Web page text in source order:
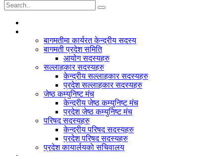
बागमतीमा कार्यरत केन्द्रीय सदस्य
बागमती प्रदेश समिति
आयोग सदस्यहरु
सल्लाहकार सदस्यहरु
केन्द्रीय सल्लाहकार सदस्यहरु
प्रदेश सल्लाहकार सदस्यहरु
जेष्ठ कम्युनिष्ट मंच
केन्द्रीय जेष्ठ कम्युनिष्ट मंच
प्रदेश जेष्ठ कम्युनिष्ट मंच
परिषद सदस्यहरु
केन्द्रीय परिषद सदस्यहरु
प्रदेश परिषद सदस्यहरु
प्रदेश कायार्लयकाे सचिवालय